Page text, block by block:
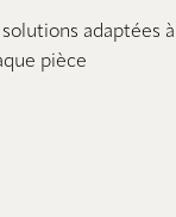
adaptées à
pièce